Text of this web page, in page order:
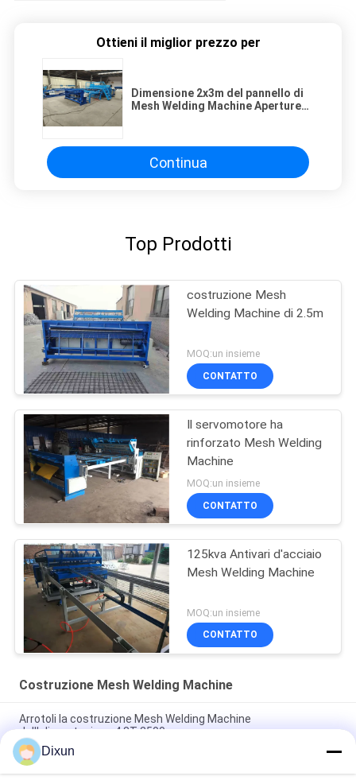
Ottieni il miglior prezzo per
Dimensione 2x3m del pannello di
Mesh Welding Machine Aperture
Continua
Top Prodotti
costruzione Mesh
Welding Machine di 2.5m
MOQ:un insieme
CONTATTO
Il servomotore ha
rinforzato Mesh Welding
Machine
MOQ:un insieme
CONTATTO
125kva Antivari d'acciaio
Mesh Welding Machine
MOQ:un insieme
CONTATTO
Costruzione Mesh Welding Machine
Arrotoli la costruzione Mesh Welding Machine
dell'alimentazione 4.8T 2500mm
costruzione Mesh Welding Machine, cavo automatico Mesh
Welding Machine di 2.5m
Dixun